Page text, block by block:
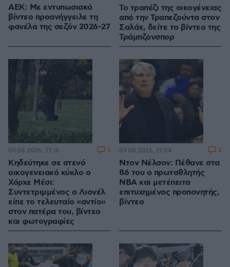
ΑΕΚ: Με εντυπωσιακό
βίντεο προανήγγειλε τη
φανέλα της σεζόν 2026-27
Το τραπέζι της οικογένειας
από την Τραπεζούντα στον
Σαλάχ, δείτε το βίντεο της
Τράμπζονσπορ
Κηδεύτηκε σε στενό
οικογενειακό κύκλο ο
Χόρχε Μέσι:
Συντετριμμένος ο Λιονέλ
είπε το τελευταίο «αντίο»
στον πατέρα του, βίντεο
και φωτογραφίες
09.08.2026, 21:16 5
Ντον Νέλσον: Πέθανε στα
86 του ο πρωταθλητής
NBA και μετέπειτα
επιτυχημένος προπονητής,
βίντεο
09.08.2026, 21:04 2